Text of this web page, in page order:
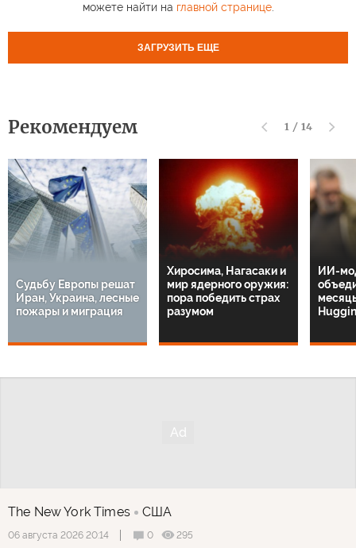
можете найти на главной странице.
ЗАГРУЗИТЬ ЕЩЕ
Рекомендуем 1 / 14
Судьбу Европы решат
Иран, Украина, лесные
пожары и миграция
Хиросима, Нагасаки и
мир ядерного оружия:
пора победить страх
разумом
ИИ-
The New York Times США
06 августа 2026 20:14 0
295